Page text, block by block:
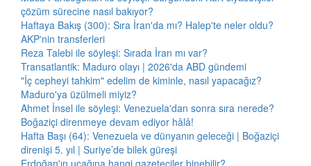
çözüm sürecine nasıl bakıyor?
Haftaya Bakış (300): Sıra İran'da mı? Halep'te neler oldu?
AKP'nin transferleri
Reza Talebi ile söyleşi: Sırada İran mı var?
Transatlantik: Maduro olayı | 2026'da ABD gündemi
"İç cepheyi tahkim" edelim de kiminle, nasıl yapacağız?
Maduro'ya üzülmeli miyiz?
Ahmet İnsel ile söyleşi: Venezuela'dan sonra sıra nerede?
Boğaziçi direnmeye devam ediyor hâlâ!
Hafta Başı (64): Venezuela ve dünyanın geleceği | Boğaziçi
direnişi 5. yıl | Suriye’de bilek güreşi
Erdoğan'ın uçağına hangi gazeteciler binebilir?